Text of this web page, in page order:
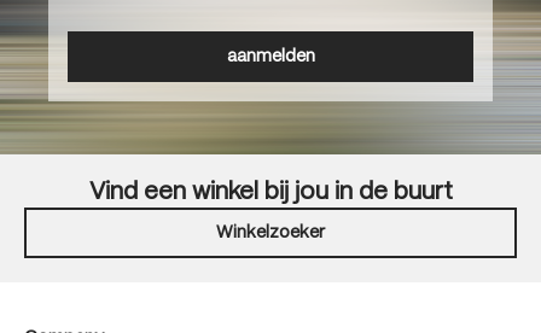
aanmelden
Vind een winkel bij jou in de buurt
Winkelzoeker